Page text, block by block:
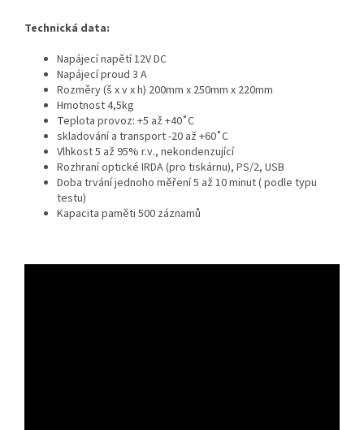
Technická data:
Napájecí napětí 12V DC
Napájecí proud 3 A
Rozměry (š x v x h) 200mm x 250mm x 220mm
Hmotnost 4,5kg
Teplota provoz: +5 až +40˚C
skladování a transport -20 až +60˚C
Vlhkost 5 až 95% r.v., nekondenzující
Rozhraní optické IRDA (pro tiskárnu), PS/2, USB
Doba trvání jednoho měření 5 až 10 minut ( podle typu
testu)
Kapacita paměti 500 záznamů